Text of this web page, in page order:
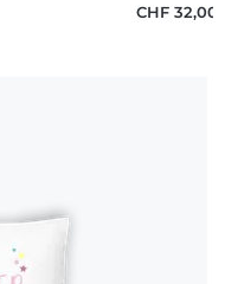
CHF 32,00